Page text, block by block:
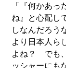
「『何かあ
ね』と心配し
しなんだろう
より日本人ら
よね？ でも
ッシャーにも